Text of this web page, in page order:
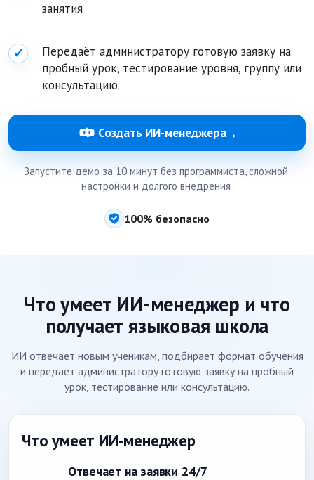
занятия
✓
Передаёт администратору готовую заявку на
пробный урок, тестирование уровня, группу или
консультацию
Создать ИИ-менеджера→
Запустите демо за 10 минут без программиста, сложной
настройки и долгого внедрения
100% безопасно
Что умеет ИИ-менеджер и что
получает языковая школа
ИИ отвечает новым ученикам, подбирает формат обучения
и передаёт администратору готовую заявку на пробный
урок, тестирование или консультацию.
Что умеет ИИ-менеджер
Отвечает на заявки 24/7